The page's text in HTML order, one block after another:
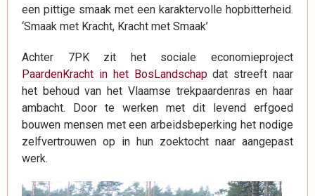
een pittige smaak met een karaktervolle hopbitterheid.
‘Smaak met Kracht, Kracht met Smaak’
Achter 7PK zit het sociale economieproject
PaardenKracht in het BosLandschapdat streeft naar
het behoud van het Vlaamse trekpaardenras en haar
ambacht. Door te werken met dit levend erfgoed
bouwen mensen met een arbeidsbeperking het nodige
zelfvertrouwen op in hun zoektocht naar aangepast
werk.